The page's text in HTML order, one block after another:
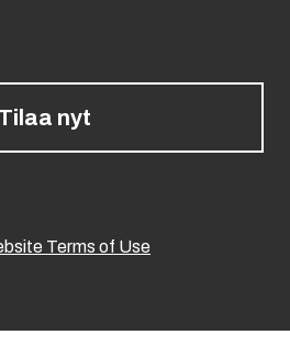
Tilaa nyt
Terms of Use